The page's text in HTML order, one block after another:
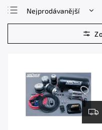
Nejprodávanější
Nejlevnější
Nejdražší